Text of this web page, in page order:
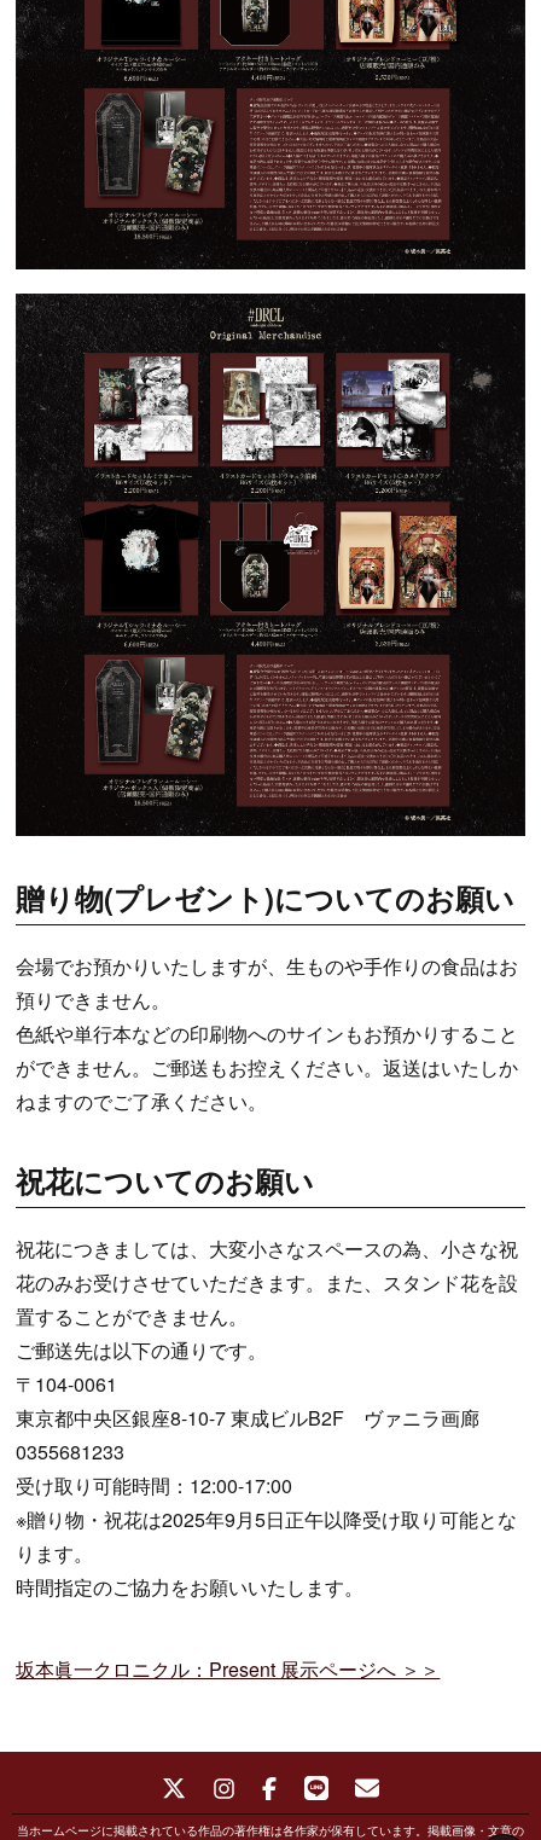
贈り物(プレゼント)についてのお願い
会場でお預かりいたしますが、生ものや手作りの食品はお
預りできません。
色紙や単行本などの印刷物へのサインもお預かりすること
ができません。ご郵送もお控えください。返送はいたしか
ねますのでご了承ください。
祝花についてのお願い
祝花につきましては、大変小さなスペースの為、小さな祝
花のみお受けさせていただきます。また、スタンド花を設
置することができません。
ご郵送先は以下の通りです。
〒104-0061
東京都中央区銀座8-10-7 東成ビルB2F ヴァニラ画廊
0355681233
受け取り可能時間：12:00-17:00
※贈り物・祝花は2025年9月5日正午以降受け取り可能とな
ります。
時間指定のご協力をお願いいたします。
坂本眞一クロニクル：Present 展示ページへ ＞＞
当ホームページに掲載されている作品の著作権は各作家が保有しています。掲載画像・文章の